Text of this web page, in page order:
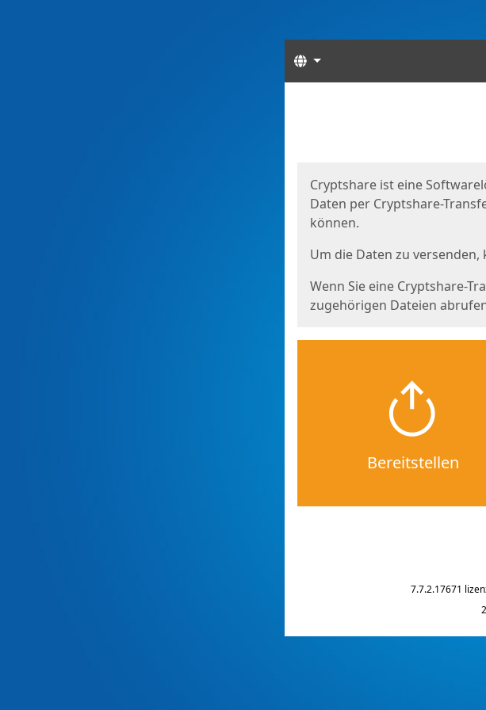
Sprachen
Cryptshare ist eine
Daten per Cryptshare-
können.
Um die Daten zu versenden,
Wenn Sie eine Cryptshare-
zugehörigen Dateien
Bereitstellen
7.7.2.17671